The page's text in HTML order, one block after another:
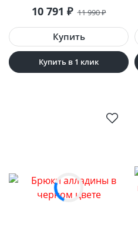
10 791 ₽ 11 990₽
Купить в 1 клик